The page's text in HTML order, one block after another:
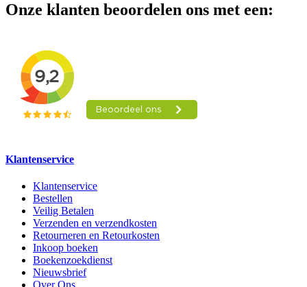
Onze klanten beoordelen ons met een:
Klantenservice
Klantenservice
Bestellen
Veilig Betalen
Verzenden en verzendkosten
Retourneren en Retourkosten
Inkoop boeken
Boekenzoekdienst
Nieuwsbrief
Over Ons